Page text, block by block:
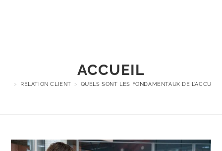
ACCUEIL
> RELATION CLIENT > QUELS SONT LES FONDAMENTAUX DE